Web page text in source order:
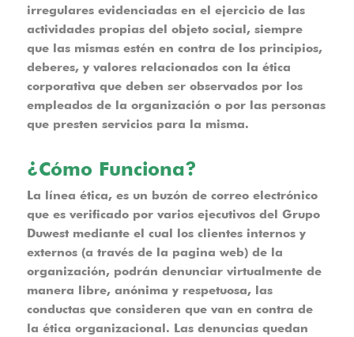
irregulares evidenciadas en el ejercicio de las
actividades propias del objeto social, siempre
que las mismas estén en contra de los principios,
deberes, y valores relacionados con la ética
corporativa que deben ser observados por los
empleados de la organización o por las personas
que presten servicios para la misma.
¿Cómo Funciona?
La línea ética, es un buzón de correo electrónico
que es verificado por varios ejecutivos del Grupo
Duwest mediante el cual los clientes internos y
externos (a través de la pagina web) de la
organización, podrán denunciar virtualmente de
manera libre, anónima y respetuosa, las
conductas que consideren que van en contra de
la ética organizacional. Las denuncias quedan